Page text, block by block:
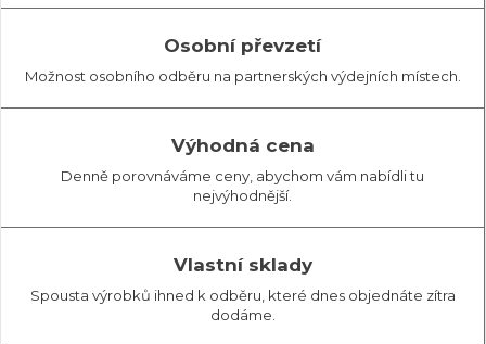
Osobní převzetí
Možnost osobního odběru na partnerských výdejních místech.
Výhodná cena
Denně porovnáváme ceny, abychom vám nabídli tu
nejvýhodnější.
Vlastní sklady
Spousta výrobků ihned k odběru, které dnes objednáte zítra
dodáme.